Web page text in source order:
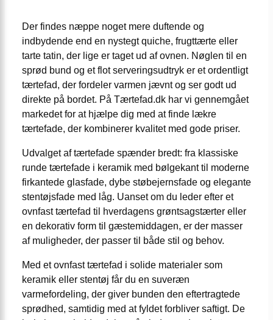
Der findes næppe noget mere duftende og
indbydende end en nystegt quiche, frugttærte eller
tarte tatin, der lige er taget ud af ovnen. Nøglen til en
sprød bund og et flot serverings­udtryk er et ordentligt
tærtefad, der fordeler varmen jævnt og ser godt ud
direkte på bordet. På Tærtefad.dk har vi gennemgået
markedet for at hjælpe dig med at finde lækre
tærtefade, der kombinerer kvalitet med gode priser.
Udvalget af tærtefade spænder bredt: fra klassiske
runde tærtefade i keramik med bølgekant til moderne
firkantede glasfade, dybe støbejernsfade og elegante
stentøjsfade med låg. Uanset om du leder efter et
ovnfast tærtefad til hverdagens grøntsagstærter eller
en dekorativ form til gæstemiddagen, er der masser
af muligheder, der passer til både stil og behov.
Med et ovnfast tærtefad i solide materialer som
keramik eller stentøj får du en suveræn
varmefordeling, der giver bunden den eftertragtede
sprødhed, samtidig med at fyldet forbliver saftigt. De